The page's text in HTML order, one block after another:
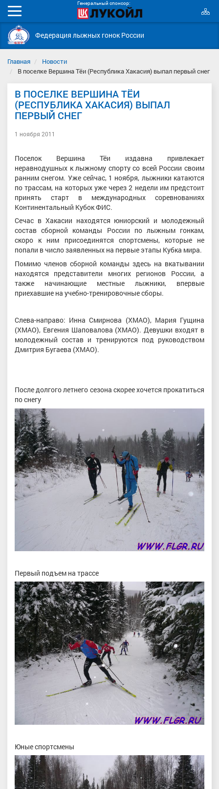
Генеральный спонсор:
Мобильное
меню
Федерация лыжных гонок России
Главная
Новости
В поселке Вершина Тёи (Республика Хакасия) выпал первый снег
В ПОСЕЛКЕ ВЕРШИНА ТЁИ
(РЕСПУБЛИКА ХАКАСИЯ) ВЫПАЛ
ПЕРВЫЙ СНЕГ
1 ноября 2011
Поселок Вершина Тёи издавна привлекает
неравнодушных к лыжному спорту со всей России своим
ранним снегом. Уже сейчас, 1 ноября, лыжники катаются
по трассам, на которых уже через 2 недели им предстоит
принять старт в международных соревнованиях
Континентальный Кубок ФИС.
Сечас в Хакасии находятся юниорский и молодежный
состав сборной команды России по лыжным гонкам,
скоро к ним присоединятся спортсмены, которые не
попали в число заявленных на первые этапы Кубка мира.
Помимо членов сборной команды здесь на вкатывании
находятся представители многих регионов России, а
также начинающие местные лыжники, впервые
приехавшие на учебно-тренировочные сборы.
Слева-направо: Инна Смирнова (ХМАО), Мария Гущина
(ХМАО), Евгения Шаповалова (ХМАО). Девушки входят в
молодежный состав и тренируются под руководством
Дмитрия Бугаева (ХМАО).
После долгого летнего сезона скорее хочется прокатиться
по снегу
Первый подъем на трассе
Юные спортсмены